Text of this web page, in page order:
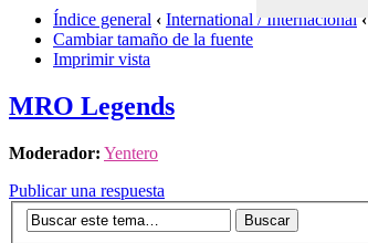
Índice general ‹ International / Internacional ‹
Cambiar tamaño de la fuente
Imprimir vista
MRO Legends
Moderador: Yentero
Publicar una respuesta